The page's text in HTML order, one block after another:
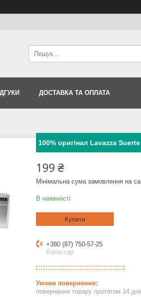
ДОСТАВКА ТА ОПЛАТА
100% оригінал Lavazza Suerte
199 ₴
Мінімальна сума замовлення на
В наявності
Купити
+380 (97) 750-57-25
Киевстар
повернення товару протягом 14